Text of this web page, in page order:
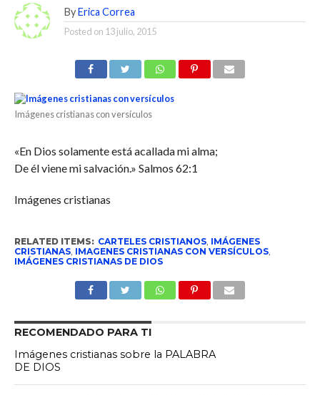
By Erica Correa
Posted on 13 julio, 2015
Imágenes cristianas con versículos
«En Dios solamente está acallada mi alma;
De él viene mi salvación.» Salmos 62:1
Imágenes cristianas
RELATED ITEMS: CARTELES CRISTIANOS, IMÁGENES
CRISTIANAS, IMAGENES CRISTIANAS CON VERSÍCULOS,
IMÁGENES CRISTIANAS DE DIOS
RECOMENDADO PARA TI
Imágenes cristianas sobre la PALABRA
DE DIOS